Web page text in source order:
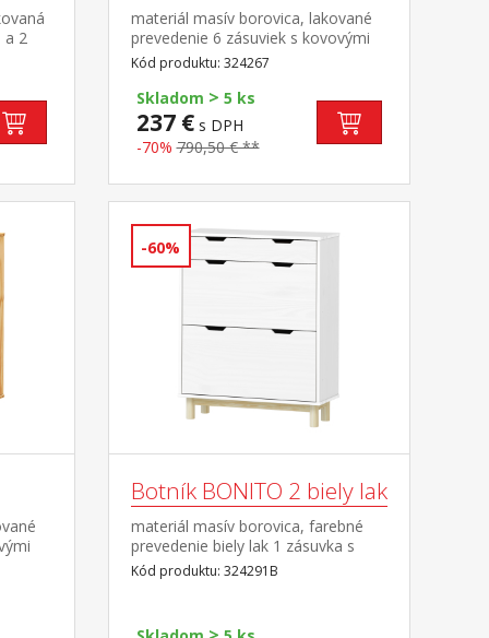
a 2
materiál masív borovica, lakované
prevedenie 6 zásuviek s kovovými
pojazdmi
Kód produktu: 324267
Skladom > 5 ks
237 €s DPH
-70% 790,50 € **
-60%
Botník BONITO 2 biely lak
materiál masív borovica, farebné
prevedenie biely lak 1 zásuvka s
kovovými pojazdmi, 2 dvojradové
výklopy
Kód produktu: 324291B